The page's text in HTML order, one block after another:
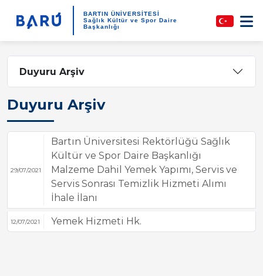
BARTIN ÜNİVERSİTESİ
Sağlık Kültür ve Spor Daire
Başkanlığı
Duyuru Arşiv
Duyuru Arşiv
29/07/2021
Bartın Üniversitesi Rektörlüğü Sağlık
Kültür ve Spor Daire Başkanlığı
Malzeme Dahil Yemek Yapımı, Servis ve
Servis Sonrası Temizlik Hizmeti Alımı
İhale İlanı
12/07/2021 Yemek Hizmeti Hk.